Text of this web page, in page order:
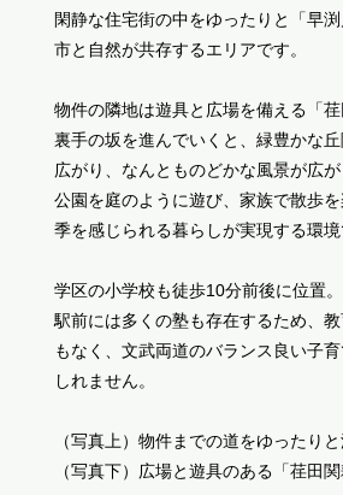
閑静な住宅街の中をゆったりと「早
市と自然が共存するエリアです。
物件の隣地は遊具と広場を備える「荏
裏手の坂を進んでいくと、緑豊かな
広がり、なんとものどかな風景が広が
公園を庭のように遊び、家族で散歩
季を感じられる暮らしが実現する環境
学区の小学校も徒歩10分前後に位置。
駅前には多くの塾も存在するため、
もなく、文武両道のバランス良い子
しれません。
（写真上）物件までの道をゆったりと
（写真下）広場と遊具のある「荏田